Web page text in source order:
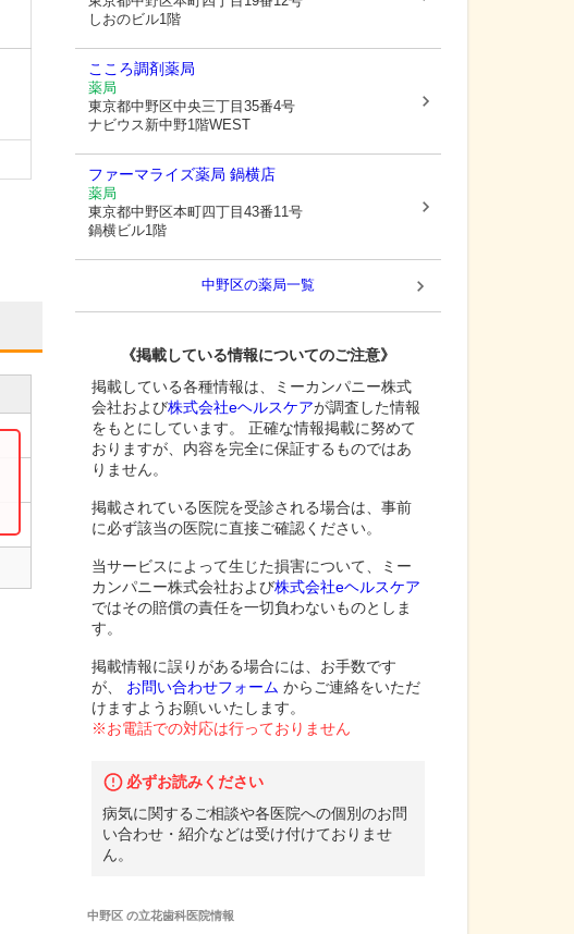
しおのビル1階
こころ調剤薬局
薬局
東京都中野区中央三丁目35番4号
ナビウス新中野1階WEST
ファーマライズ薬局 鍋横店
薬局
東京都中野区本町四丁目43番11号
鍋横ビル1階
中野区の薬局一覧
《掲載している情報についてのご注意》
掲載している各種情報は、ミーカンパニー株式
会社および株式会社eヘルスケアが調査した情報
をもとにしています。 正確な情報掲載に努めて
おりますが、内容を完全に保証するものではあ
りません。
掲載されている医院を受診される場合は、事前
に必ず該当の医院に直接ご確認ください。
当サービスによって生じた損害について、ミー
カンパニー株式会社および株式会社eヘルスケア
ではその賠償の責任を一切負わないものとしま
す。
掲載情報に誤りがある場合には、お手数です
が、
お問い合わせフォーム からご連絡をいただ
けますようお願いいたします。
※お電話での対応は行っておりません
必ずお読みください
病気に関するご相談や各医院への個別のお問
い合わせ・紹介などは受け付けておりませ
ん。
中野区の立花歯科医院情報